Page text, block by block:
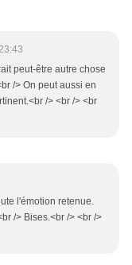
peut-être autre chose
/> On peut aussi en
/> <br /> <br
l'émotion retenue.
/> Bises.<br /> <br />